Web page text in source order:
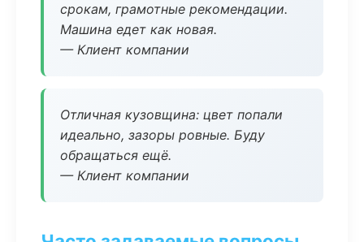
срокам, грамотные рекомендации.
Машина едет как новая.
— Клиент компании
Отличная кузовщина: цвет попали
идеально, зазоры ровные. Буду
обращаться ещё.
— Клиент компании